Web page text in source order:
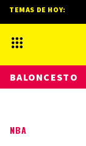
NBA
TEMAS DE HOY:
BALONCESTO